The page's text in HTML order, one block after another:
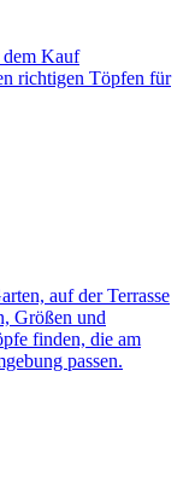
dem Kauf
richtigen Töpfen für
auf der Terrasse
Größen und
finden, die am
passen.